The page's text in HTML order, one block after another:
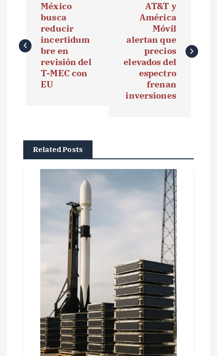
v
e
México
busca
reducir
incertidum
bre en
revisión del
T-MEC con
EU
AT&T y
América
Móvil
alertan que
precios
elevados del
espectro
frenan
inversiones
Related Posts